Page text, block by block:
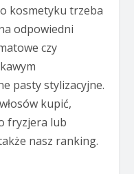
kosmetyku trzeba
odpowiedni
czy
pasty stylizacyjne.
kupić,
fryzjera lub
nasz ranking.